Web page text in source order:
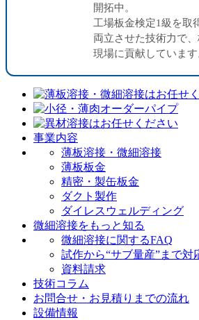
開拓中。
工場板金検定1級を取
両立させた技術力で
現場に貢献しています
事業内容
薄板溶接・微細溶接
薄板板金
精密・製缶板金
ダクト製作
ダイレスウェルディング
微細溶接をもっと知る
微細溶接に関するFAQ
試作から“サブ量産”まで対
資料請求
技術コラム
お問合せ・お見積りまでの流れ
設備情報